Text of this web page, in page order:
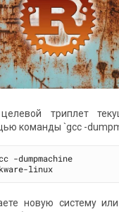
триплет
команды `gcc -
-dumpmachine
новую систему